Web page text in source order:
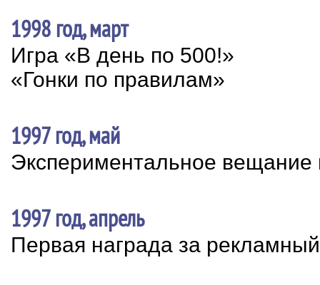
1998 год, март
Игра «В день по 500!»
«Гонки по правилам»
1997 год, май
Экспериментальное вещание
1997 год, апрель
Первая награда за